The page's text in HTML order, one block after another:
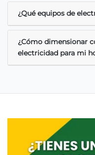
¿Qué equipos de
¿Cómo dimensionar
electricidad para mi